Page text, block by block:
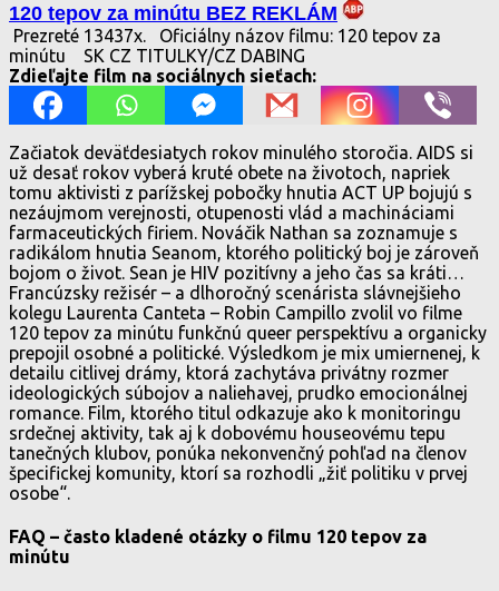
120 tepov za minútu BEZ REKLÁM
Prezreté 13437x.
Oficiálny názov filmu: 120 tepov za
minútu
SK CZ TITULKY/CZ DABING
Zdieľajte film na sociálnych sieťach:
Začiatok deväťdesiatych rokov minulého storočia. AIDS si
už desať rokov vyberá kruté obete na životoch, napriek
tomu aktivisti z parížskej pobočky hnutia ACT UP bojujú s
nezáujmom verejnosti, otupenosti vlád a machináciami
farmaceutických firiem. Nováčik Nathan sa zoznamuje s
radikálom hnutia Seanom, ktorého politický boj je zároveň
bojom o život. Sean je HIV pozitívny a jeho čas sa kráti…
Francúzsky režisér – a dlhoročný scenárista slávnejšieho
kolegu Laurenta Canteta – Robin Campillo zvolil vo filme
120 tepov za minútu funkčnú queer perspektívu a organicky
prepojil osobné a politické. Výsledkom je mix umiernenej, k
detailu citlivej drámy, ktorá zachytáva privátny rozmer
ideologických súbojov a naliehavej, prudko emocionálnej
romance. Film, ktorého titul odkazuje ako k monitoringu
srdečnej aktivity, tak aj k dobovému houseovému tepu
tanečných klubov, ponúka nekonvenčný pohľad na členov
špecifickej komunity, ktorí sa rozhodli „žiť politiku v prvej
osobe“.
FAQ – často kladené otázky o filmu 120 tepov za
minútu